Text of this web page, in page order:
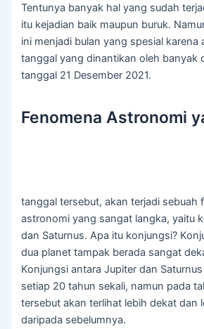
Tentunya banyak hal yang sudah
itu kejadian baik maupun buruk.
ini menjadi bulan yang spesial karena
tanggal yang dinantikan oleh banyak
tanggal 21 Desember 2021.
Fenomena Astronomi
tanggal tersebut, akan terjadi sebuah
astronomi yang sangat langka, yaitu
dan Saturnus. Apa itu konjungsi?
dua planet tampak berada sangat
Konjungsi antara Jupiter dan
setiap 20 tahun sekali, namun pada
tersebut akan terlihat lebih dekat dan
daripada sebelumnya.